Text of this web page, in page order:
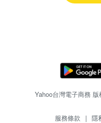
Yahoo台灣電子商務
服務條款 | 隱